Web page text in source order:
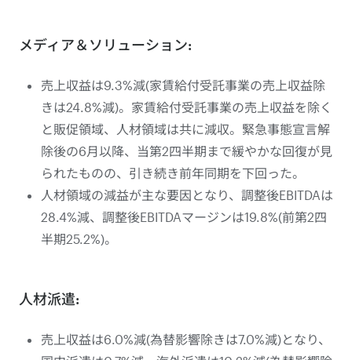
メディア＆ソリューション:
売上収益は9.3%減(家賃給付受託事業の売上収益除
きは24.8%減)。家賃給付受託事業の売上収益を除く
と販促領域、人材領域は共に減収。緊急事態宣言解
除後の6月以降、当第2四半期まで緩やかな回復が見
られたものの、引き続き前年同期を下回った。
人材領域の減益が主な要因となり、調整後EBITDAは
28.4%減、調整後EBITDAマージンは19.8%(前第2四
半期25.2%)。
人材派遣:
売上収益は6.0%減(為替影響除きは7.0%減)となり、